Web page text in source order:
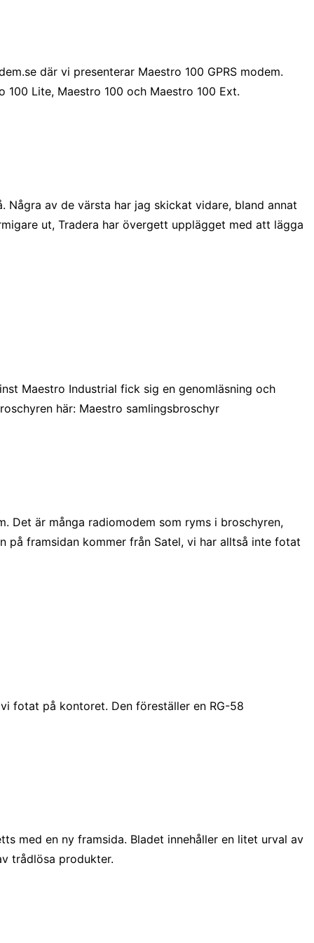
där vi presenterar Maestro 100 GPRS modem.
100 Lite, Maestro 100 och Maestro 100 Ext.
Några av de värsta har jag skickat vidare, bland annat
ut, Tradera har övergett upplägget med att lägga
Maestro Industrial fick sig en genomläsning och
här: Maestro samlingsbroschyr
Det är många radiomodem som ryms i broschyren,
på framsidan kommer från Satel, vi har alltså inte fotat
fotat på kontoret. Den föreställer en RG-58
med en ny framsida. Bladet innehåller en litet urval av
trådlösa produkter.